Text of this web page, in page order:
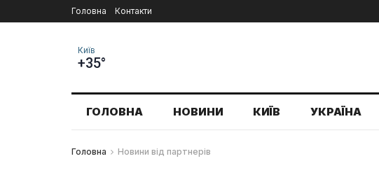
Головна Контакти
Київ
+35°
ГОЛОВНА НОВИНИ КИЇВ УКРАЇНА
Головна Новини від партнерів